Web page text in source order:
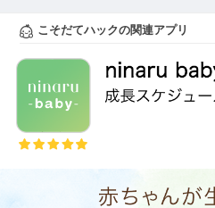
こそだてハックの関連アプリ